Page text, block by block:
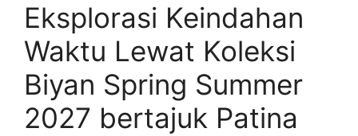
Eksplorasi Keindahan
Waktu Lewat Koleksi
Biyan Spring Summer
2027 bertajuk Patina